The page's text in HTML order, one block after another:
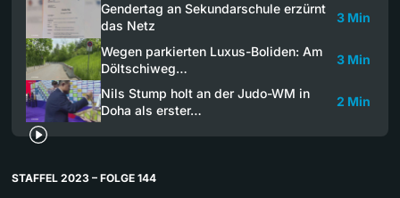
Gendertag an Sekundarschule erzürnt
das Netz
3 Min
Wegen parkierten Luxus-Boliden: Am
Döltschiweg…
3 Min
Nils Stump holt an der Judo-WM in
Doha als erster…
2 Min
STAFFEL 2023 – FOLGE 144